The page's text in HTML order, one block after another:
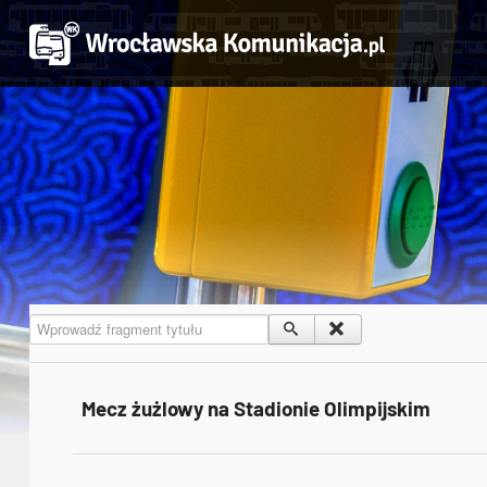
Wprowadź fragment tytułu
Mecz żużlowy na Stadionie Olimpijskim